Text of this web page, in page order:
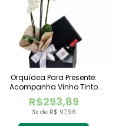
3x de R$ 97,96
R$293,89
Orquídea Para Presente:
Acompanha Vinho Tinto
Importado